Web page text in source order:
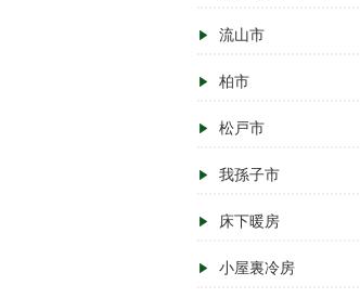
流山市
柏市
松戸市
我孫子市
床下暖房
小屋裏冷房